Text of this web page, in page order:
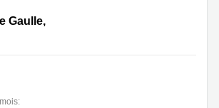
Gaulle,6éme étage, Alfortville
Gaulle,